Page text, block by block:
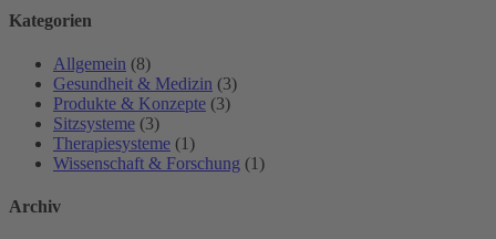
Kategorien
Allgemein (8)
Gesundheit & Medizin (3)
Produkte & Konzepte (3)
Sitzsysteme (3)
Therapiesysteme (1)
Wissenschaft & Forschung (1)
Archiv